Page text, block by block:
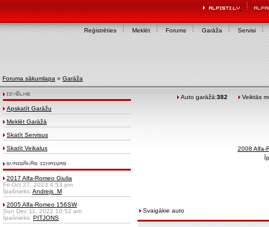
Reģistrēties Meklēt Forums Garāža Servisi
Foruma sākumlapa » Garāža
Apskatīt Garāžu
Meklēt Garāžā
Skatīt Servisus
Skatīt Veikalus
2017 Alfa-Romeo Giulia
Fri Oct 27, 2023 4:53 pm
Īpašnieks: Andrejs_M
2005 Alfa-Romeo 156SW
Sun Dec 11, 2022 10:52 am
Īpašnieks: PITJONS
Auto garāžā:382 Veiktās
2008 Alfa-
Svaigākie auto